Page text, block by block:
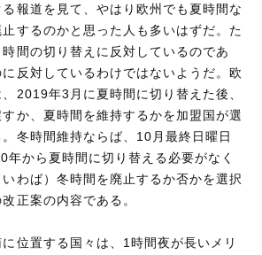
報道を見て、やはり欧州でも夏時間な
するのかと思った人も多いはずだ。た
間の切り替えに反対しているのであ
反対しているわけではないようだ。欧
2019年3月に夏時間に切り替えた後、
か、夏時間を維持するかを加盟国が選
冬時間維持ならば、10月最終日曜日
年から夏時間に切り替える必要がなく
わば）冬時間を廃止するか否かを選択
正案の内容である。
位置する国々は、1時間夜が長いメリ